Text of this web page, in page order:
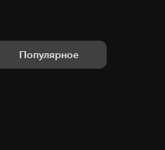
Популярное